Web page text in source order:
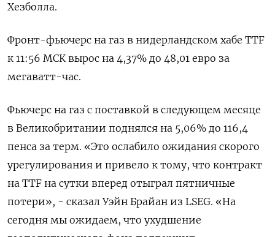
Хезболла.
Фронт-фьючерс на газ в нидерландском хабе TTF
к 11:56 ​МСК вырос на 4,37% ​до 48,01 ​евро за
⁠мегаватт-час.
Фьючерс на газ с поставкой в следующем ‌месяце
в Великобритании поднялся на 5,06% ‌до 116,4
пенса за терм. «Это ослабило ожидания скорого
урегулирования и привело к ​тому, что контракт
на TTF на сутки вперед отыграл ‌пятничные
потери», - сказал Уэйн Брайан из LSEG. «На
сегодня мы ожидаем, что ​ухудшение